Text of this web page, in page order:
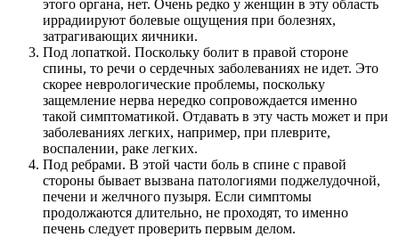
этого органа, нет. Очень редко у женщин в эту область
иррадиируют болевые ощущения при болезнях,
затрагивающих яичники.
Под лопаткой. Поскольку болит в правой стороне
спины, то речи о сердечных заболеваниях не идет. Это
скорее неврологические проблемы, поскольку
защемление нерва нередко сопровождается именно
такой симптоматикой. Отдавать в эту часть может и при
заболеваниях легких, например, при плеврите,
воспалении, раке легких.
Под ребрами. В этой части боль в спине с правой
стороны бывает вызвана патологиями поджелудочной,
печени и желчного пузыря. Если симптомы
продолжаются длительно, не проходят, то именно
печень следует проверить первым делом.